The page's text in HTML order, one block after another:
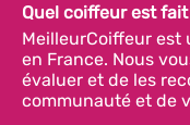
Quel coiffeur est
MeilleurCoiffeur
en France. Nous
évaluer et de les
communauté et de